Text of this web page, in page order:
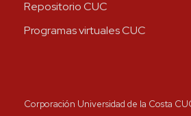
Repositorio CUC
Programas virtuales CUC
Corporación Universidad de la Costa